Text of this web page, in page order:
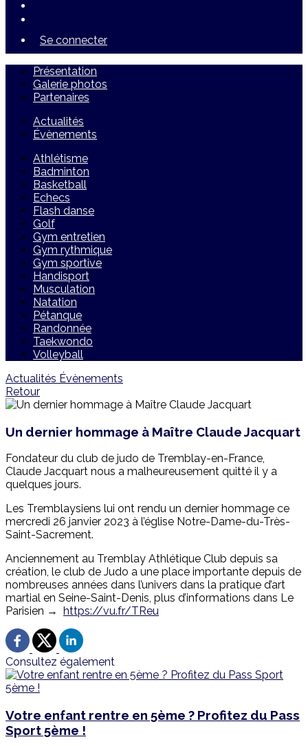
Se connecter
Présentation
Galerie photos
Partenaires
Actualités
Évènements
Athlétisme
Badminton
Basketball
Echecs
Flash danse
Golf
Gym entretien
Gym rythmique
Gym sportive
Handisport
Musculation
Natation
Pétanque
Randonnée
Taekwondo
Volleyball
Actualités Évènements
Retour
Un dernier hommage à Maître Claude Jacquart
Fondateur du club de judo de Tremblay-en-France,
Claude Jacquart nous a malheureusement quitté il y a
quelques jours.
Les Tremblaysiens lui ont rendu un dernier hommage ce
mercredi 26 janvier 2023 à l’église Notre-Dame-du-Très-
Saint-Sacrement.
Anciennement au Tremblay Athlétique Club depuis sa
création, le club de Judo a une place importante depuis de
nombreuses années dans l’univers dans la pratique d’art
martial en Seine-Saint-Denis, plus d’informations dans Le
Parisien →
https://vu.fr/TReu
Consultez également
Votre enfant rentre en 5ème ? Profitez du Pass
Sport 5ème !